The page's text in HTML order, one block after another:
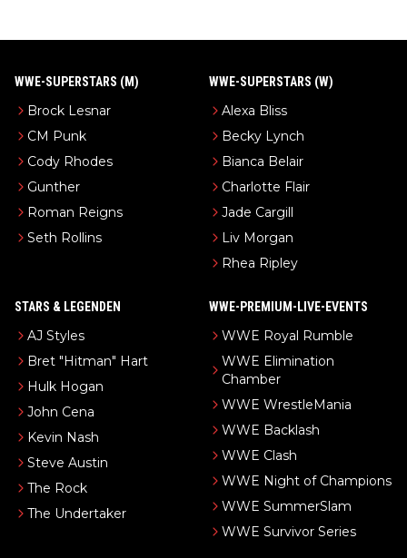
WWE-SUPERSTARS (M)
Brock Lesnar
CM Punk
Cody Rhodes
Gunther
Roman Reigns
Seth Rollins
WWE-SUPERSTARS (W)
Alexa Bliss
Becky Lynch
Bianca Belair
Charlotte Flair
Jade Cargill
Liv Morgan
Rhea Ripley
STARS & LEGENDEN
AJ Styles
Bret "Hitman" Hart
Hulk Hogan
John Cena
Kevin Nash
Steve Austin
The Rock
The Undertaker
WWE-PREMIUM-LIVE-EVENTS
WWE Royal Rumble
WWE Elimination
Chamber
WWE WrestleMania
WWE Backlash
WWE Clash
WWE Night of Champions
WWE SummerSlam
WWE Survivor Series